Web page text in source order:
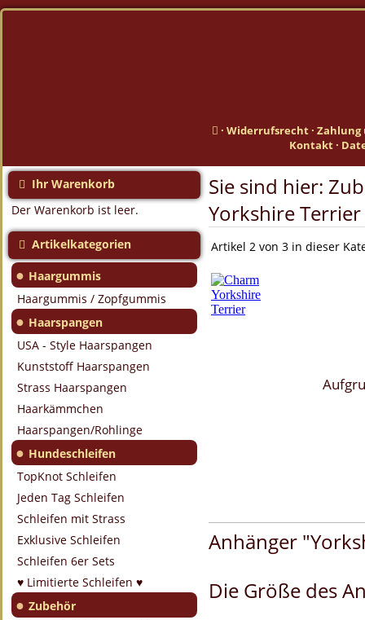
· Widerrufsrecht· Zahlung
Kontakt·
Ihr Warenkorb
Der Warenkorb ist leer.
Artikelkategorien
● Haargummis
Haargummis / Zopfgummis
● Haarspangen
USA - Style Haarspangen
Kunststoff Haarspangen
Strass Haarspangen
Haarkämmchen
Haarspangen/Rohlinge
● Hundeschleifen
TopKnot Schleifen
Jeden Tag Schleifen
Schleifen mit Strass
Exklusive Schleifen
Schleifen 6er Sets
♥ Limitierte Schleifen ♥
● Zubehör
Sie sind hier:
Yorkshire Terrier
Artikel 2 von 3 in dieser
Anhänger
Die Größe des